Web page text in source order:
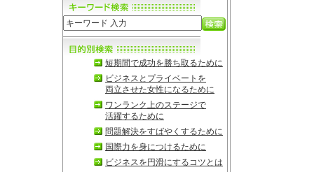
短期間で成功を勝ち取るために
ビジネスとプライベートを
両立させた女性になるために
ワンランク上のステージで
活躍するために
問題解決をすばやくするために
国際力を身につけるために
ビジネスを円滑にするコツとは